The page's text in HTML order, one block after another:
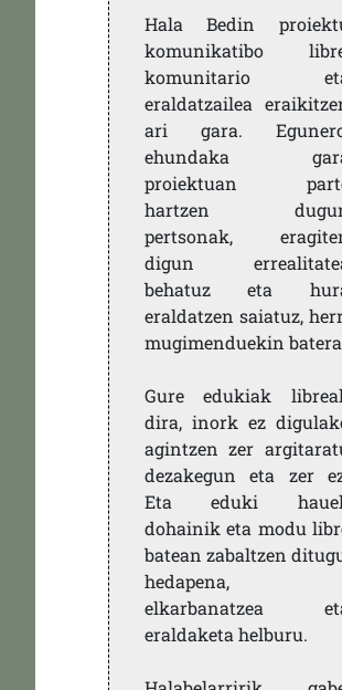
Hala Bedin
komunikatibo
komunitario
eraldatzailea
ari gara.
ehundaka
proiektuan
hartzen
pertsonak,
digun
behatuz eta
eraldatzen saiatuz,
mugimenduekin
Gure edukiak
dira, inork ez
agintzen zer
dezakegun eta zer
Eta eduki
dohainik eta modu
batean zabaltzen
hedapena,
elkarbanatzea
eraldaketa helburu.